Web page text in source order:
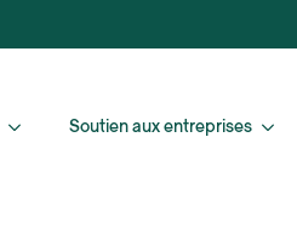
Soutien aux entreprises